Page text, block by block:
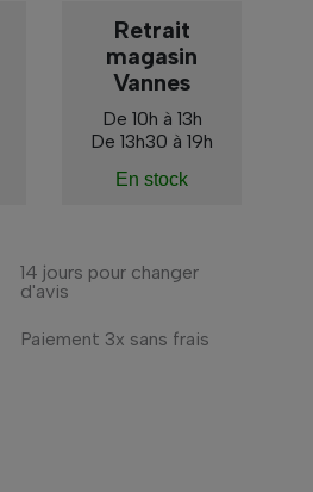
Retrait
magasin
Vannes
De 10h à 13h
De 13h30 à 19h
En stock
14 jours pour changer
d'avis
Paiement 3x sans frais